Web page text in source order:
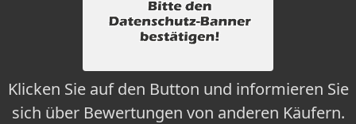
Klicken Sie auf den Button und informieren Sie
sich über Bewertungen von anderen Käufern.